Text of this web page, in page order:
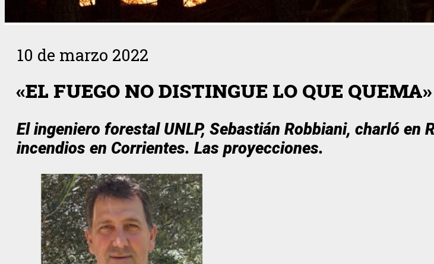
10 de marzo 2022
«EL FUEGO NO DISTINGUE LO QUE QUEMA»
El ingeniero forestal UNLP, Sebastián Robbiani, charló
incendios en Corrientes. Las proyecciones.